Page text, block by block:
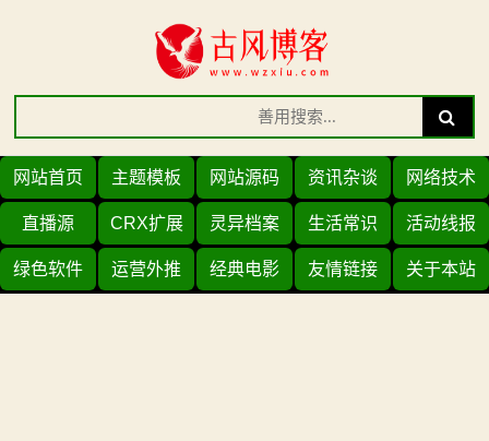
Search
for:
Search
网站首页 主题模板 网站源码 资讯杂谈 网络技术
直播源 CRX扩展 灵异档案 生活常识 活动线报
绿色软件 运营外推 经典电影 友情链接 关于本站